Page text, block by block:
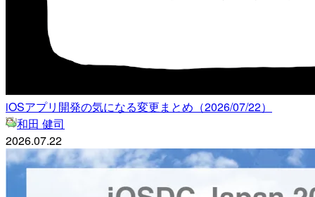
iOSアプリ開発の気になる変更まとめ（2026/07/22）
和田 健司
2026.07.22